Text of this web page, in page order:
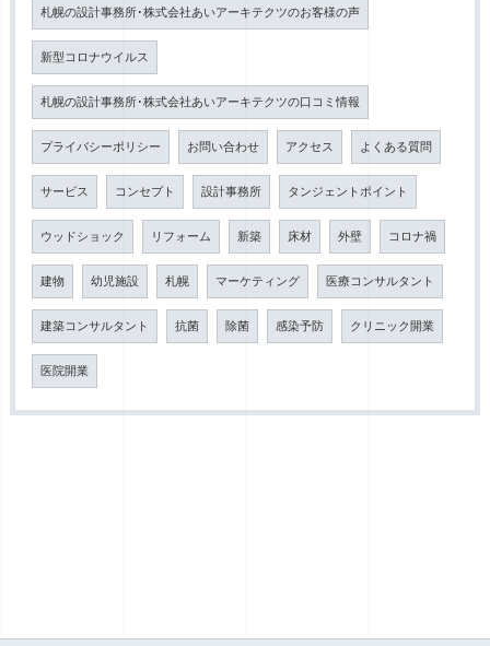
札幌の設計事務所･株式会社あいアーキテクツのお客様の声
新型コロナウイルス
札幌の設計事務所･株式会社あいアーキテクツの口コミ情報
プライバシーポリシー お問い合わせ アクセス よくある質問
サービス コンセプト 設計事務所 タンジェントポイント
ウッドショック リフォーム 新築 床材 外壁 コロナ禍
建物 幼児施設 札幌 マーケティング 医療コンサルタント
建築コンサルタント 抗菌 除菌 感染予防 クリニック開業
医院開業